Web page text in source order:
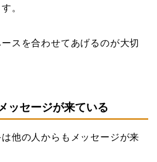
。
スを合わせてあげるのが大切
ッセージが来ている
他の人からもメッセージが来